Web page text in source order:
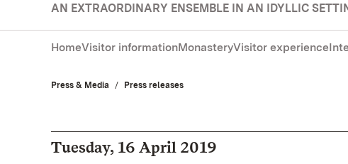
AN EXTRAORDINARY ENSEMBLE IN AN IDYLLIC
HomeVisitor informationMonasteryVisitor experience
Press & Media Press releases
Tuesday, 16 April 2019